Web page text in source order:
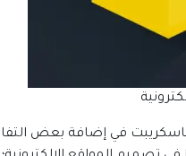
في إضافة بعض